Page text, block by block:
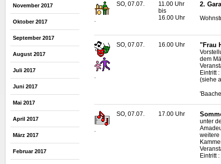
November 2017
Oktober 2017
September 2017
August 2017
Juli 2017
Juni 2017
Mai 2017
April 2017
März 2017
Februar 2017
.
SO, 07.07.
11.00 Uhr
bis
16.00 Uhr
2.
.
SO, 07.07. 16.00 Uhr "Frau
dem
Eintritt
(siehe
.
SO, 07.07. 17.00 Uhr
unter
weitere
Eintritt